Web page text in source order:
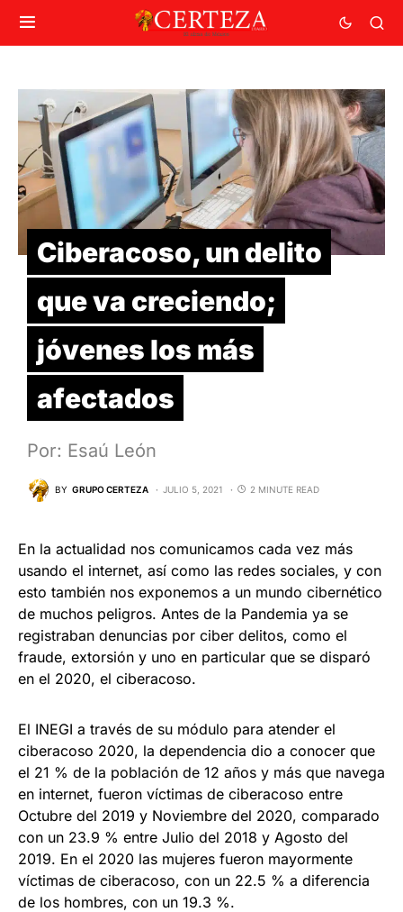
Ciberacoso, un delito
que va creciendo;
jóvenes los más
afectados
Por: Esaú León
BY GRUPO CERTEZA JULIO 5, 2021 2 MINUTE READ
En la actualidad nos comunicamos cada vez más
usando el internet, así como las redes sociales, y con
esto también nos exponemos a un mundo cibernético
de muchos peligros. Antes de la Pandemia ya se
registraban denuncias por ciber delitos, como el
fraude, extorsión y uno en particular que se disparó
en el 2020, el ciberacoso.
El INEGI a través de su módulo para atender el
ciberacoso 2020, la dependencia dio a conocer que
el 21 % de la población de 12 años y más que navega
en internet, fueron víctimas de ciberacoso entre
Octubre del 2019 y Noviembre del 2020, comparado
con un 23.9 % entre Julio del 2018 y Agosto del
2019. En el 2020 las mujeres fueron mayormente
víctimas de ciberacoso, con un 22.5 % a diferencia
de los hombres, con un 19.3 %.